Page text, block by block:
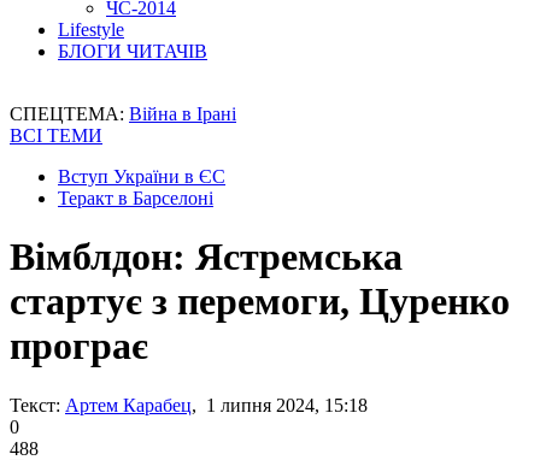
ЧС-2014
Lifestyle
БЛОГИ ЧИТАЧІВ
СПЕЦТЕМА: Війна в Ірані
ВСІ ТЕМИ
Вступ України в ЄС
Теракт в Барселоні
Вімблдон: Ястремська
стартує з перемоги, Цуренко
програє
Текст: Артем Карабец, 1 липня 2024, 15:18
0
488